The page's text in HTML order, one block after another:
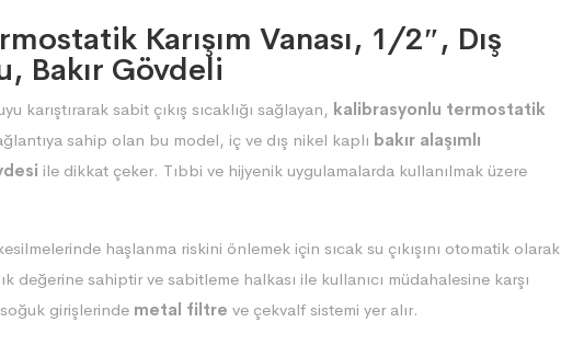
Karışım Vanası, 1/2″, Dış
Bakır Gövdeli
karıştırarak sabit çıkış sıcaklığı sağlayan, kalibrasyonlu termostatik
sahip olan bu model, iç ve dış nikel kaplı bakır alaşımlı
ile dikkat çeker. Tıbbi ve hijyenik uygulamalarda kullanılmak üzere
haşlanma riskini önlemek için sıcak su çıkışını otomatik olarak
değerine sahiptir ve sabitleme halkası ile kullanıcı müdahalesine karşı
girişlerinde metal filtre ve çekvalf sistemi yer alır.